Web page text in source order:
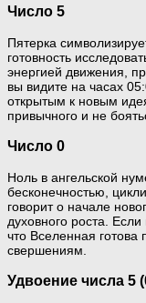
Число 5
Пятерка
готовность
энергией движения,
вы видите на часах
открытым к новым
привычного и не
Число 0
Ноль в ангельской
бесконечностью,
говорит о начале
духовного роста. Если
что Вселенная готова
свершениям.
Удвоение числа 5